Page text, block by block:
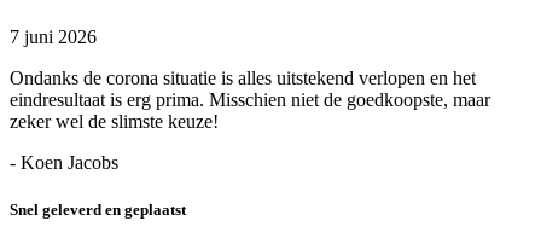
7 juni 2026
Ondanks de corona situatie is alles uitstekend verlopen en het
eindresultaat is erg prima. Misschien niet de goedkoopste, maar
zeker wel de slimste keuze!
- Koen Jacobs
Snel geleverd en geplaatst